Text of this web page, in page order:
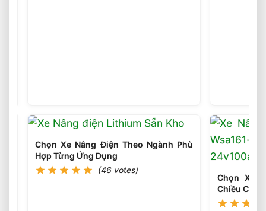
Chọn
Xe
Điện
Cần
Tránh
Chọn Xe Nâng Điện Theo Ngành Phù
Hợp Từng Ứng Dụng
(46 votes)
Chọn Xe
Chiều Cao